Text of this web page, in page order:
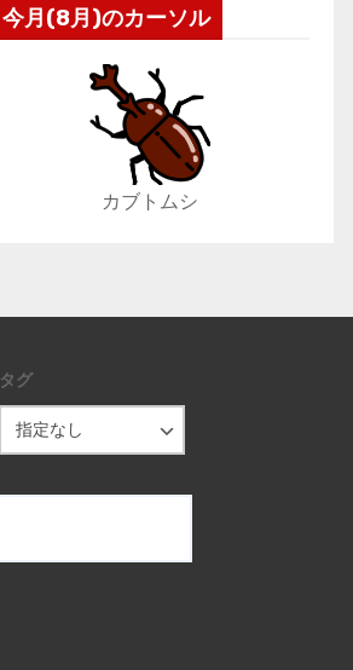
今月(8月)のカーソル
カブトムシ
タグ